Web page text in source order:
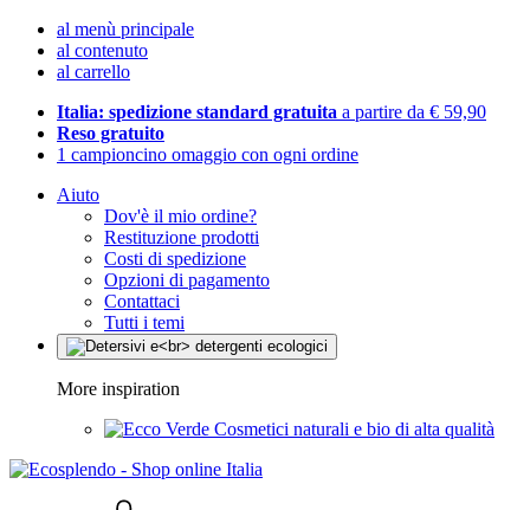
al menù principale
al contenuto
al carrello
Italia: spedizione standard gratuita a partire da € 59,90
Reso gratuito
1 campioncino omaggio con ogni ordine
Aiuto
Dov'è il mio ordine?
Restituzione prodotti
Costi di spedizione
Opzioni di pagamento
Contattaci
Tutti i temi
More inspiration
Cosmetici naturali e bio di alta qualità